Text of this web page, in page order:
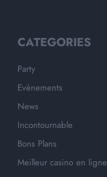
CATEGORIES
Party
Evènements
News
Incontournable
Bons Plans
Meilleur casino en ligne